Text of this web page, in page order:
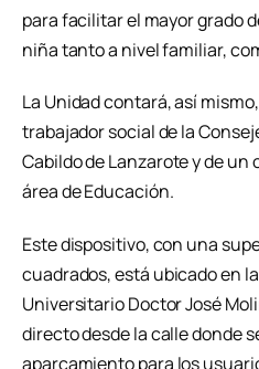
para facilitar el mayor grado
niña tanto a nivel familiar,
La Unidad contará, así
trabajador social de la
Cabildo de Lanzarote y de
área de Educación.
Este dispositivo, con una
cuadrados, está ubicado en
Universitario Doctor José
directo desde la calle donde
aparcamiento para los